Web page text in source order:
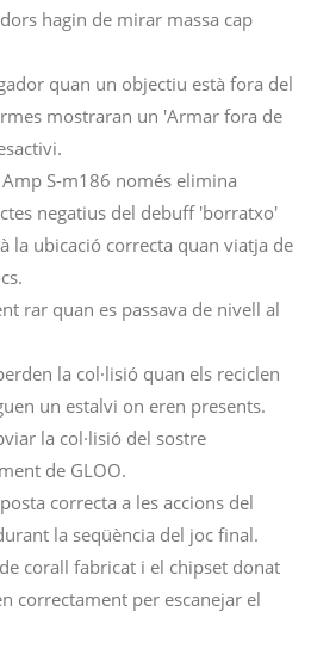
hagin de mirar massa cap
quan un objectiu està fora del
mostraran un 'Armar fora de
S-m186 només elimina
negatius del debuff 'borratxo'
la ubicació correcta quan viatja de
rar quan es passava de nivell al
la col·lisió quan els reciclen
un estalvi on eren presents.
la col·lisió del sostre
de GLOO.
correcta a les accions del
la seqüència del joc final.
corall fabricat i el chipset donat
correctament per escanejar el